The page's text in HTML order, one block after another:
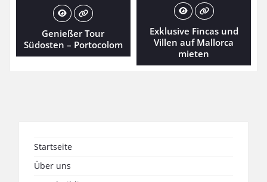
Exklusive Fincas und
Villen auf Mallorca
mieten
Genießer Tour
Südosten – Portocolom
Startseite
Über uns